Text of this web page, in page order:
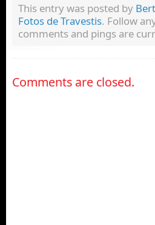
This entry was posted by
Fotos de Travestis. Follow
comments and pings are
Comments are closed.